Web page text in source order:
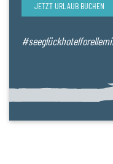
JETZT URLAUB BUCHEN